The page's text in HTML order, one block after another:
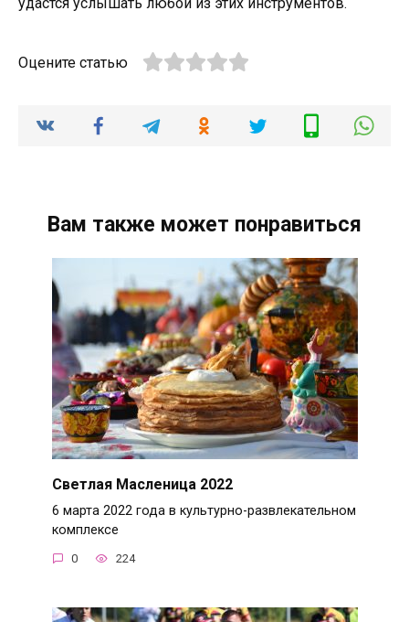
удастся услышать любой из этих инструментов.
Оцените статью
Вам также может понравиться
Светлая Масленица 2022
6 марта 2022 года в культурно-развлекательном
комплексе
0 224